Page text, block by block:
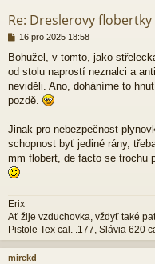
Re: Dreslerovy flobertky
P
í
s
p
k
16 pro 2025 18:58
Bohužel, v tomto, jako
od stolu naprostí neznalci a
neviděli. Ano, doháníme to
pozdě.
Jinak pro nebezpečnost
schopnost byť jediné rány,
mm flobert, de facto se trochu
Erix
Ať žije vzduchovka, vždyť také
Pistole Tex cal. .177, Slávia 620
mirekd